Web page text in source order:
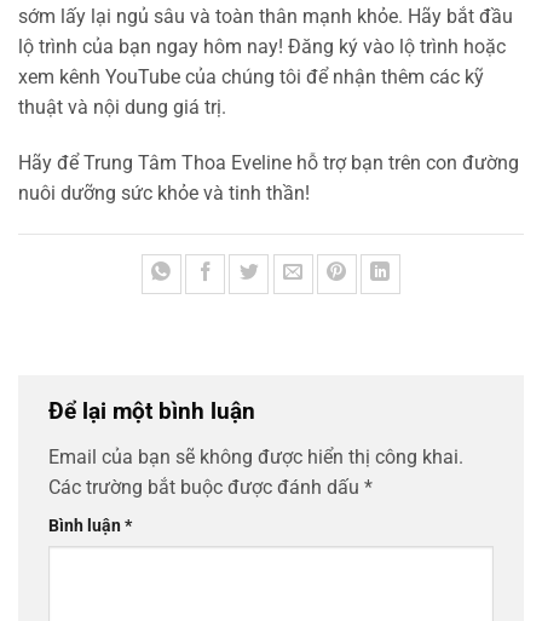
sớm lấy lại ngủ sâu và toàn thân mạnh khỏe. Hãy bắt đầu
lộ trình của bạn ngay hôm nay! Đăng ký vào lộ trình hoặc
xem kênh YouTube của chúng tôi để nhận thêm các kỹ
thuật và nội dung giá trị.
Hãy để Trung Tâm Thoa Eveline hỗ trợ bạn trên con đường
nuôi dưỡng sức khỏe và tinh thần!
Để lại một bình luận
Email của bạn sẽ không được hiển thị công khai.
Các trường bắt buộc được đánh dấu *
Bình luận*